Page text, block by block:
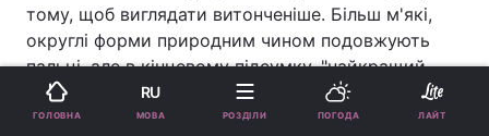
тому, щоб виглядати витонченіше. Більш м'які,
округлі форми природним чином подовжують
пальці, але в кінцевому підсумку, "найкращий
вибір – це завжди той, який відповідає стилю".
ГОЛОВНА
RU
МОВА РОЗДІЛИ ПОГОДА ЛАЙТ